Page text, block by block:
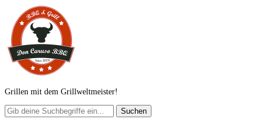
Grillen mit dem Grillweltmeister!